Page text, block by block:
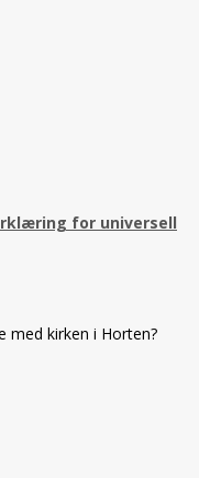
for universell
med kirken i Horten?